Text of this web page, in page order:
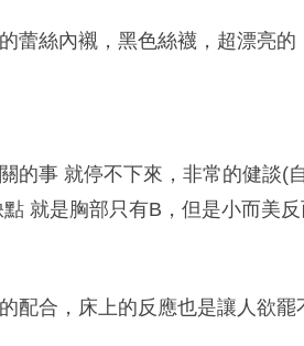
蕾絲內襯，黑色絲襪，超漂亮的
的事 就停不下來，非常的健談(
就是胸部只有B，但是小而美
配合，床上的反應也是讓人欲